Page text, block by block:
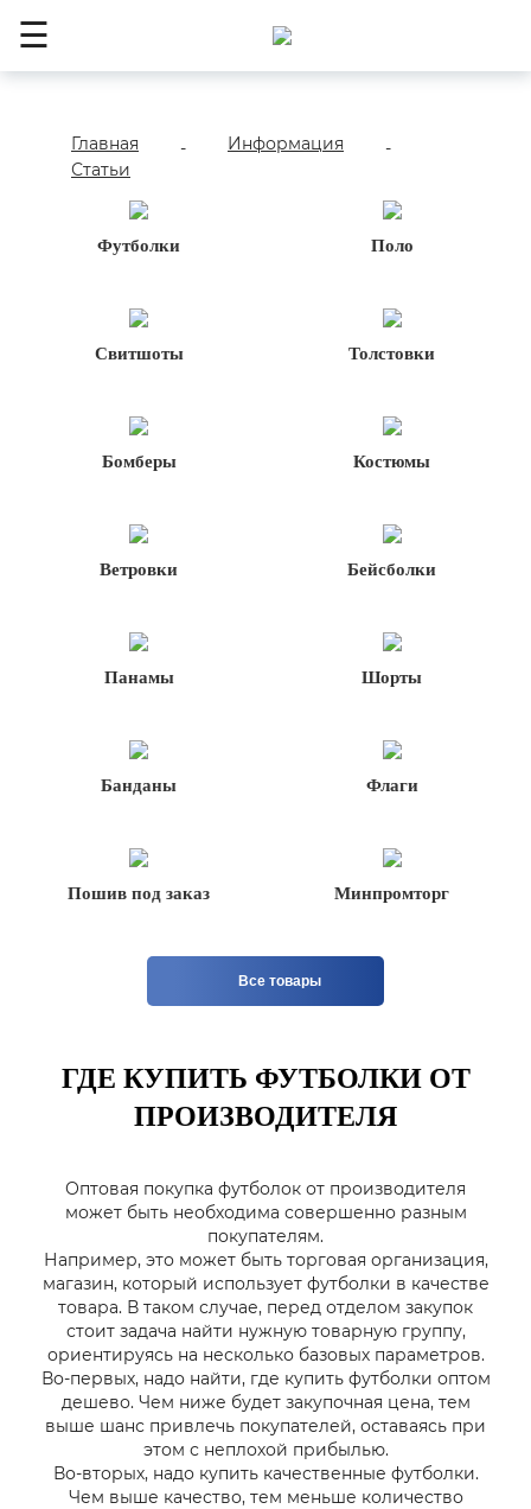
☰
Главная - Информация
-
Статьи
Футболки Поло
Свитшоты Толстовки
Бомберы Костюмы
Ветровки Бейсболки
Панамы Шорты
Банданы Флаги
Пошив под заказ Минпромторг
Все товары
ГДЕ КУПИТЬ ФУТБОЛКИ ОТ
ПРОИЗВОДИТЕЛЯ
Оптовая покупка футболок от производителя
может быть необходима совершенно разным
покупателям.
Например, это может быть торговая организация,
магазин, который использует футболки в качестве
товара. В таком случае, перед отделом закупок
стоит задача найти нужную товарную группу,
ориентируясь на несколько базовых параметров.
Во-первых, надо найти, где купить футболки оптом
дешево. Чем ниже будет закупочная цена, тем
выше шанс привлечь покупателей, оставаясь при
этом с неплохой прибылью.
Во-вторых, надо купить качественные футболки.
Чем выше качество, тем меньше количество